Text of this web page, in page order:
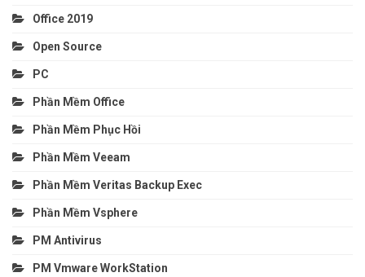
Office 2019
Open Source
PC
Phần Mềm Office
Phần Mềm Phục Hồi
Phần Mềm Veeam
Phần Mềm Veritas Backup Exec
Phần Mềm Vsphere
PM Antivirus
PM Vmware WorkStation